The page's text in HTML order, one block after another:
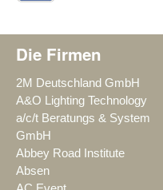
Die Firmen
2M Deutschland GmbH
A&O Lighting Technology
a/c/t Beratungs & System
GmbH
Abbey Road Institute
Absen